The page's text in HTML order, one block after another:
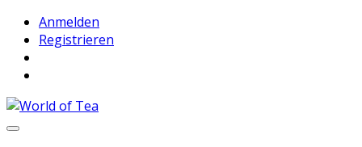
Anmelden
Registrieren